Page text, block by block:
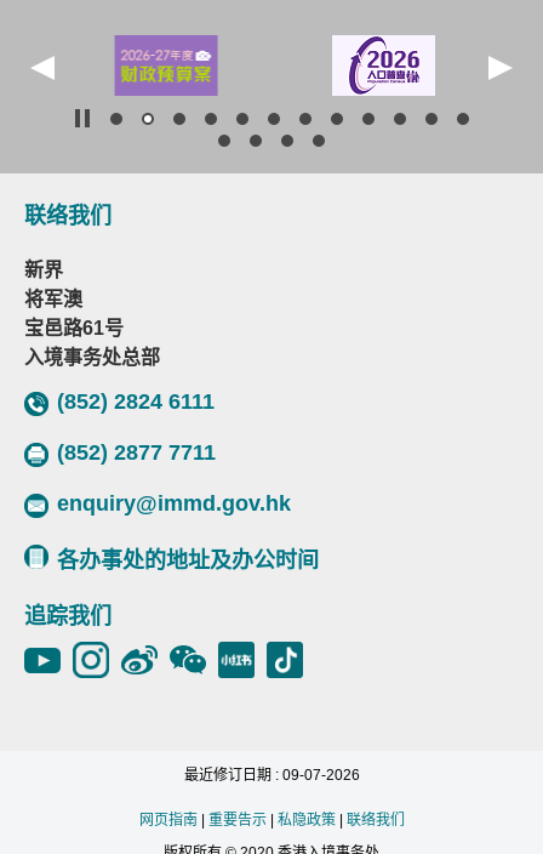
联络我们
新界
将军澳
宝邑路61号
入境事务处总部
(852) 2824 6111
(852) 2877 7711
enquiry@immd.gov.hk
各办事处的地址及办公时间
追踪我们
最近修订日期 : 09-07-2026
网页指南 重要告示| 私隐政策| 联络我们